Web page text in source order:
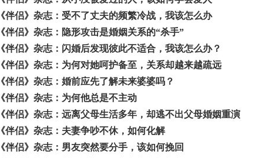
《伴侣》杂志：受不了丈夫的频繁冷战，我该怎么办
《伴侣》杂志：隐形攻击是婚姻关系的“杀手”
《伴侣》杂志：闪婚后发现彼此不适合，我该怎么办？
《伴侣》杂志：为何对她呵护备至，关系却越来越疏远
《伴侣》杂志：婚前应先了解未来婆婆吗？
《伴侣》杂志：为何他总是不主动
《伴侣》杂志：远离父母生活多年，却逃不出父母婚姻重演
《伴侣》杂志：夫妻争吵不休，如何化解
《伴侣》杂志：男友突然要分手，该如何挽回